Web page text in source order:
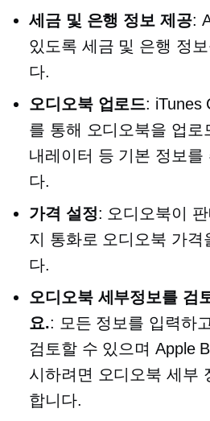
세금 및 은행 정보 제공:
있도록 세금 및 은행 정
다.
오디오북 업로드: iTunes
를 통해 오디오북을 업로
내레이터 등 기본 정보를
다.
가격 설정: 오디오북이
지 통화로 오디오북 가격
다.
오디오북 세부정보를 검
요.: 모든 정보를 입력하
검토할 수 있으며 Apple
시하려면 오디오북 세부
합니다.